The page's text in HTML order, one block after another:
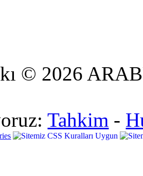
© 2026
Tahkim -